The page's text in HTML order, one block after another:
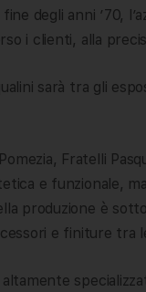
fine degli anni ’70,
i clienti, alla
sarà tra gli
Fratelli
e funzionale,
produzione è
e finiture tra